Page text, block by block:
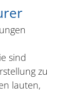
sind
zu
lauten,